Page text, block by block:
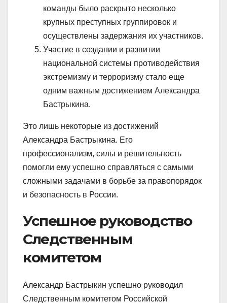
команды было раскрыто несколько
крупных преступных группировок и
осуществлены задержания их участников.
Участие в создании и развитии
национальной системы противодействия
экстремизму и терроризму стало еще
одним важным достижением Александра
Бастрыкина.
Это лишь некоторые из достижений
Александра Бастрыкина. Его
профессионализм, силы и решительность
помогли ему успешно справляться с самыми
сложными задачами в борьбе за правопорядок
и безопасность в России.
Успешное руководство
Следственным
комитетом
Александр Бастрыкин успешно руководил
Следственным комитетом Российской